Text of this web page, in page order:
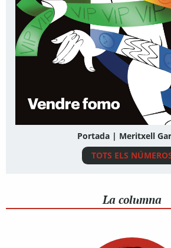
Portada | Meritxell
TOTS ELS
La columna